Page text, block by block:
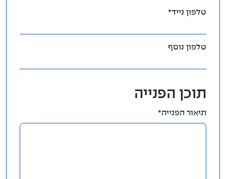
טלפון נייד*
טלפון נוסף
תוכן הפנייה
תיאור הפנייה*